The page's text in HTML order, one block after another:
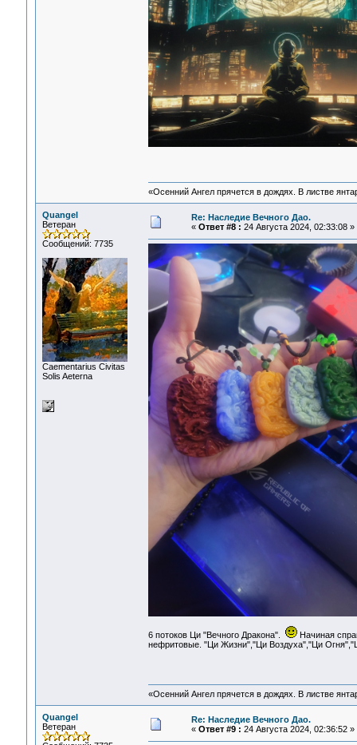
«Осенний Ангел прячется в дождях. В листве
Quangel
Ветеран
Сообщений: 7735
Сaementarius Civitas
Solis Aeterna
Re: Наследие Вечного Дао.
« Ответ #8 : 24 Августа 2024, 02:33:08 »
6 потоков Ци "Вечного Дракона".
Начиная
нефритовые. "Ци Жизни","Ци Воздуха","Ци
«Осенний Ангел прячется в дождях. В листве
Quangel
Ветеран
Re: Наследие Вечного Дао.
« Ответ #9 : 24 Августа 2024, 02:36:52 »